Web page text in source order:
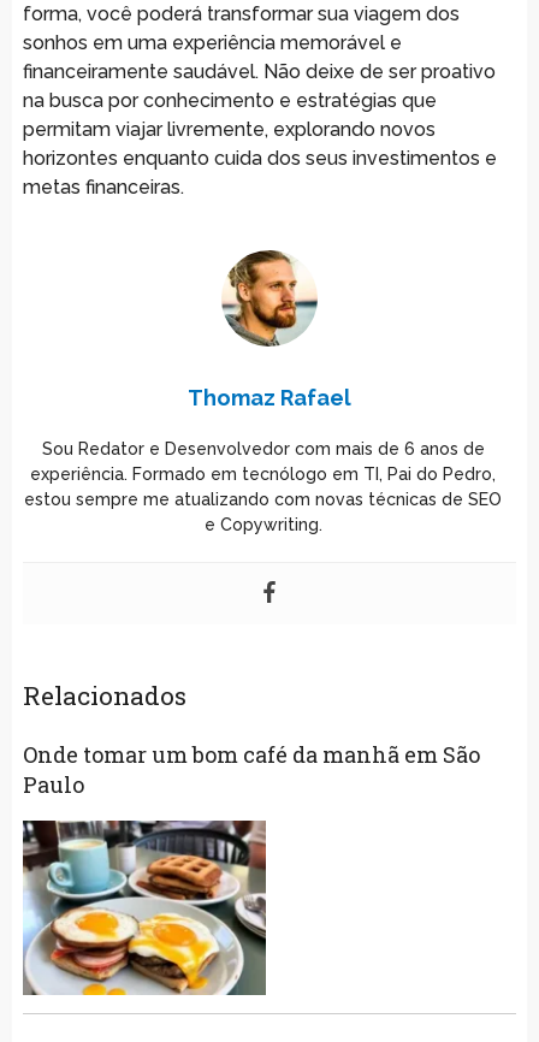
forma, você poderá transformar sua viagem dos
sonhos em uma experiência memorável e
financeiramente saudável. Não deixe de ser proativo
na busca por conhecimento e estratégias que
permitam viajar livremente, explorando novos
horizontes enquanto cuida dos seus investimentos e
metas financeiras.
Thomaz Rafael
Sou Redator e Desenvolvedor com mais de 6 anos de
experiência. Formado em tecnólogo em TI, Pai do Pedro,
estou sempre me atualizando com novas técnicas de SEO
e Copywriting.
Relacionados
Onde tomar um bom café da manhã em São
Paulo